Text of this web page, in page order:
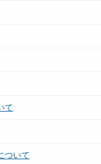
て
ついて